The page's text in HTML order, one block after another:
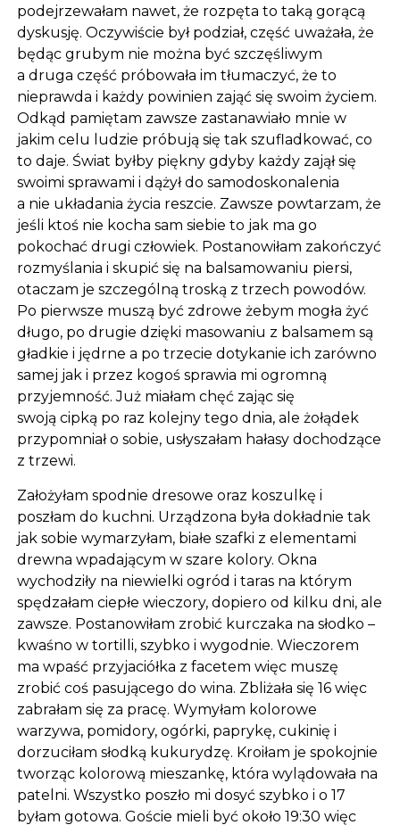
podejrzewałam nawet, że rozpęta to taką gorącą
dyskusję. Oczywiście był podział, część uważała, że
będąc grubym nie można być szczęśliwym
a druga część próbowała im tłumaczyć, że to
nieprawda i każdy powinien zająć się swoim życiem.
Odkąd pamiętam zawsze zastanawiało mnie w
jakim celu ludzie próbują się tak szufladkować, co
to daje. Świat byłby piękny gdyby każdy zajął się
swoimi sprawami i dążył do samodoskonalenia
a nie układania życia reszcie. Zawsze powtarzam, że
jeśli ktoś nie kocha sam siebie to jak ma go
pokochać drugi człowiek. Postanowiłam zakończyć
rozmyślania i skupić się na balsamowaniu piersi,
otaczam je szczególną troską z trzech powodów.
Po pierwsze muszą być zdrowe żebym mogła żyć
długo, po drugie dzięki masowaniu z balsamem są
gładkie i jędrne a po trzecie dotykanie ich zarówno
samej jak i przez kogoś sprawia mi ogromną
przyjemność. Już miałam chęć zając się
swoją cipką po raz kolejny tego dnia, ale żołądek
przypomniał o sobie, usłyszałam hałasy dochodzące
z trzewi.
Założyłam spodnie dresowe oraz koszulkę i
poszłam do kuchni. Urządzona była dokładnie tak
jak sobie wymarzyłam, białe szafki z elementami
drewna wpadającym w szare kolory. Okna
wychodziły na niewielki ogród i taras na którym
spędzałam ciepłe wieczory, dopiero od kilku dni, ale
zawsze. Postanowiłam zrobić kurczaka na słodko –
kwaśno w tortilli, szybko i wygodnie. Wieczorem
ma wpaść przyjaciółka z facetem więc muszę
zrobić coś pasującego do wina. Zbliżała się 16 więc
zabrałam się za pracę. Wymyłam kolorowe
warzywa, pomidory, ogórki, paprykę, cukinię i
dorzuciłam słodką kukurydzę. Kroiłam je spokojnie
tworząc kolorową mieszankę, która wylądowała na
patelni. Wszystko poszło mi dosyć szybko i o 17
byłam gotowa. Goście mieli być około 19:30 więc